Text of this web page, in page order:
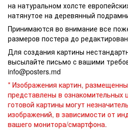
на натуральном холсте
натянутое на деревянный
Принимаются во внимание все
размеров постера до
Для создания картины
высылайте письмо c вашими
info@posters.md
* Изображения картин,
представлены в ознакомительных
готовой картины могут
изображений, в зависимости от
вашего монитора/смартфона.